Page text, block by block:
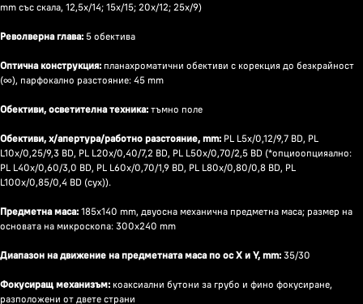
mm със скала, 12,5x/14; 15x/15; 20x/12; 25x/9)
Револверна глава: 5 обектива
Оптична конструкция: планахроматични обективи с корекция до безкрайност
(∞), парфокално разстояние: 45 mm
Обективи, осветителна техника: тъмно поле
Обективи, x/апертура/работно разстояние, mm: PL L5x/0,12/9,7 BD, PL
L10x/0,25/9,3 BD, PL L20x/0,40/7,2 BD, PL L50x/0,70/2,5 BD (*опциоопцияално:
PL L40x/0,60/3,0 BD, PL L60x/0,70/1,9 BD, PL L80x/0,80/0,8 BD, PL
L100x/0,85/0,4 BD (сух)).
Предметна маса: 185х140 mm, двуосна механична предметна маса; размер на
основата на микроскопа: 300x240 mm
Диапазон на движение на предметната маса по ос X и Y, mm: 35/30
Фокусиращ механизъм: коаксиални бутони за грубо и фино фокусиране,
разположени от двете страни